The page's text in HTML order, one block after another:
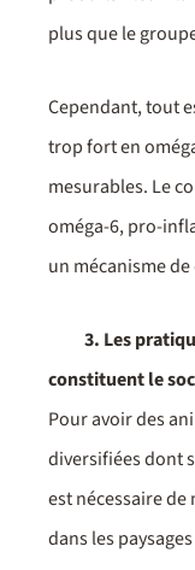
plus que le
Cependant, tout
trop fort en
mesurables. Le
oméga-6, pro-
un mécanisme
3. Les
constituent le
Pour avoir des
diversifiées dont
est nécessaire
dans les